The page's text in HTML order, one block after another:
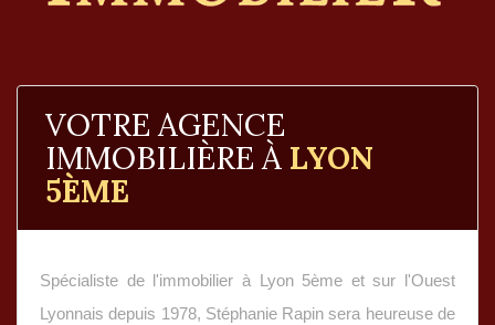
VOTRE AGENCE
IMMOBILIÈRE À LYON
5ÈME
Spécialiste de l'immobilier à Lyon 5ème et sur l'Ouest
Lyonnais depuis 1978, Stéphanie Rapin sera heureuse de